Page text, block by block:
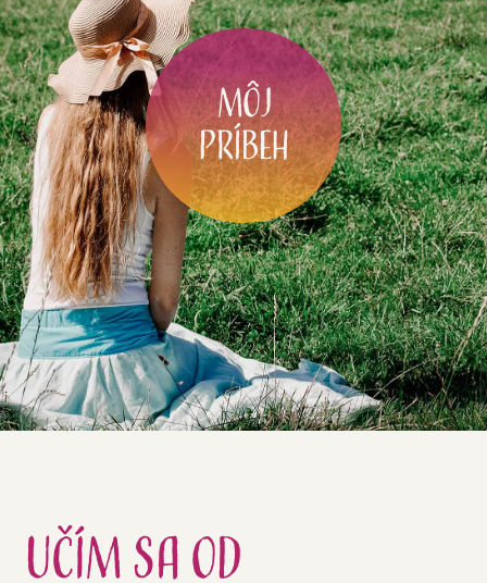
Môj
príbeh
Učím saod